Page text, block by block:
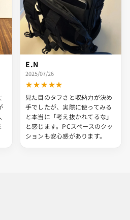
E.N
2025/07/26
★★★★★
見た目のタフさと収納力が決め
手でしたが、実際に使ってみる
と本当に「考え抜かれてるな」
と感じます。PCスペースのクッ
ションも安心感があります。